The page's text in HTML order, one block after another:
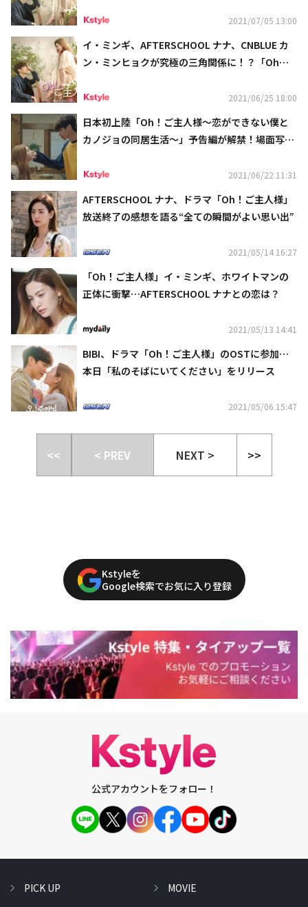
2021/07/05 13:00
イ・ミンギ、AFTERSCHOOL ナナ、CNBLUE カ
ン・ミンヒョクが究極の三角関係に！？「Oh！
2021/06/25 18:00
日本初上陸「Oh！ご主人様～恋ができない僕と
カノジョの同居生活～」予告編が解禁！場面写真
2021/06/22 11:31
AFTERSCHOOL ナナ、ドラマ「Oh！ご主人様」
放送終了の感想を語る“全ての瞬間がよい思い出”
2021/05/14 16:27
「Oh！ご主人様」イ・ミンギ、ホワイトマンの
正体に衝撃…AFTERSCHOOL ナナとの恋は？
2021/05/13 14:41
BIBI、ドラマ「Oh！ご主人様」のOSTに参加…
本日「私のそばにいてください」をリリース
2021/05/06 15:47
<< < PREV NEXT > >>
Kstyleを
Google検索でお気に入り登録
公式アカウントをフォロー！
PICK UP MOVIE